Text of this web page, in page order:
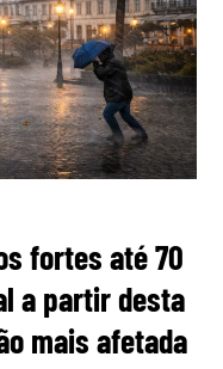
fortes até 70
a partir desta
mais afetada